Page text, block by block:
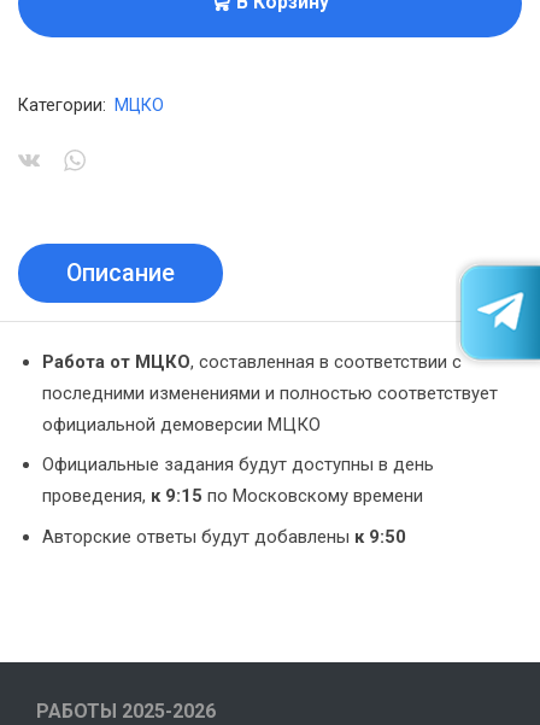
Категории: МЦКО
Описание
Работа от МЦКО, составленная в соответствии с
последними изменениями и полностью соответствует
официальной демоверсии МЦКО
Официальные задания будут доступны в день
проведения, к 9:15 по Московскому времени
Авторские ответы будут добавлены к 9:50
РАБОТЫ 2025-2026